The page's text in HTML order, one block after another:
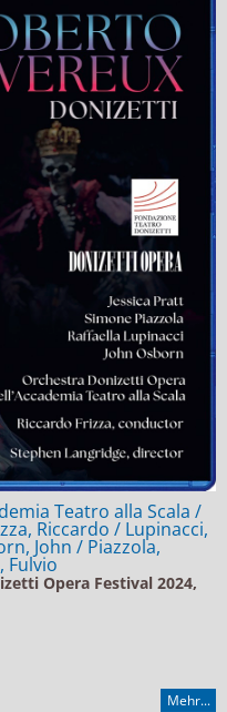
Teatro alla Scala /
Riccardo / Lupinacci,
John / Piazzola,
Fulvio
Opera Festival 2024,
Mehr...